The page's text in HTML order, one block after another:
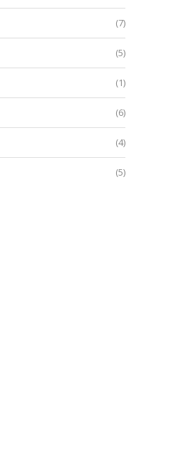
(7)
(5)
(1)
(6)
(4)
(5)